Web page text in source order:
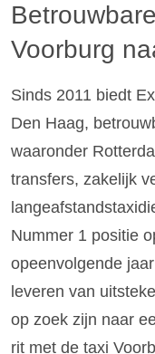
Voorburg
Sinds 2011 biedt
Den Haag,
waaronder
transfers, zakelijk
Nummer 1 positie
opeenvolgende
leveren van
op zoek zijn naar
rit met de taxi